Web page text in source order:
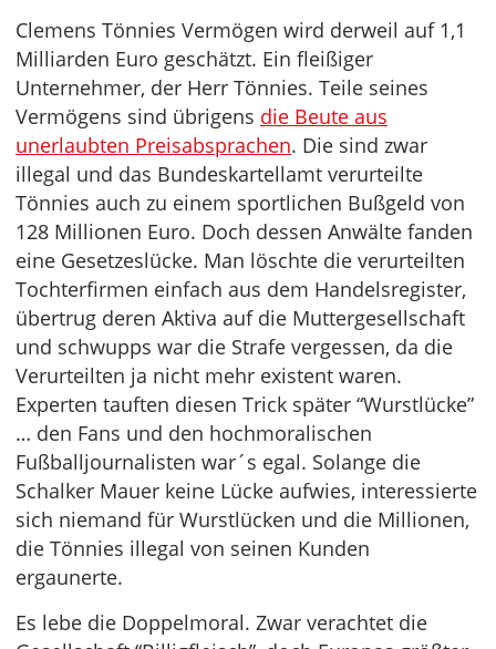
Clemens Tönnies Vermögen wird derweil auf 1,1
Milliarden Euro geschätzt. Ein fleißiger
Unternehmer, der Herr Tönnies. Teile seines
Vermögens sind übrigens die Beute aus
unerlaubten Preisabsprachen. Die sind zwar
illegal und das Bundeskartellamt verurteilte
Tönnies auch zu einem sportlichen Bußgeld von
128 Millionen Euro. Doch dessen Anwälte fanden
eine Gesetzeslücke. Man löschte die verurteilten
Tochterfirmen einfach aus dem Handelsregister,
übertrug deren Aktiva auf die Muttergesellschaft
und schwupps war die Strafe vergessen, da die
Verurteilten ja nicht mehr existent waren.
Experten tauften diesen Trick später “Wurstlücke”
… den Fans und den hochmoralischen
Fußballjournalisten war´s egal. Solange die
Schalker Mauer keine Lücke aufwies, interessierte
sich niemand für Wurstlücken und die Millionen,
die Tönnies illegal von seinen Kunden
ergaunerte.
Es lebe die Doppelmoral. Zwar verachtet die